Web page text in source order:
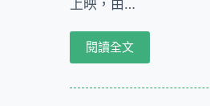
上映，由…
閱讀全文